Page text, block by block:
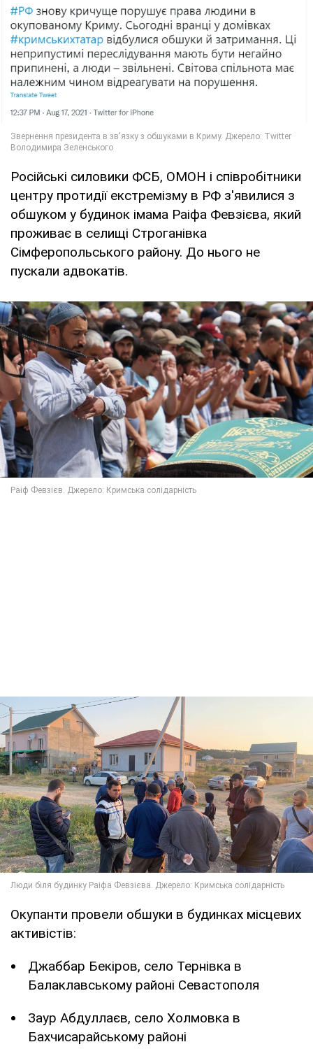
Російські силовики ФСБ, ОМОН і співробітники
центру протидії екстремізму в РФ з'явилися з
обшуком у будинок імама Раіфа Февзієва, який
проживає в селищі Строганівка
Сімферопольського району. До нього не
пускали адвокатів.
Окупанти провели обшуки в будинках місцевих
активістів:
Джаббар Бекіров, село Тернівка в
Балаклавському районі Севастополя
Заур Абдуллаєв, село Холмовка в
Бахчисарайському районі